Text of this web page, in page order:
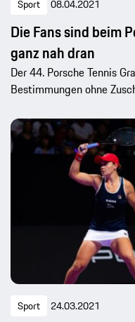
Sport 08.04.2021
Die Fans sind beim
ganz nah dran
Der 44. Porsche Tennis
Bestimmungen ohne
Sport 24.03.2021